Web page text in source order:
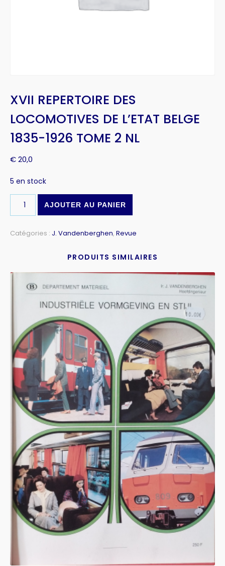
XVII REPERTOIRE DES
LOCOMOTIVES DE L’ETAT BELGE
1835-1926 TOME 2 NL
€20,0
5 en stock
AJOUTER AU PANIER
Catégories : J. Vandenberghen, Revue
PRODUITS SIMILAIRES